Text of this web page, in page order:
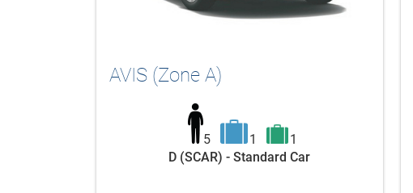
AVIS (Zone A)
5 1
1
D (SCAR) - Standard Car